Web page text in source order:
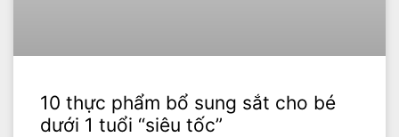
10 thực phẩm bổ sung sắt cho bé
dưới 1 tuổi “siêu tốc”